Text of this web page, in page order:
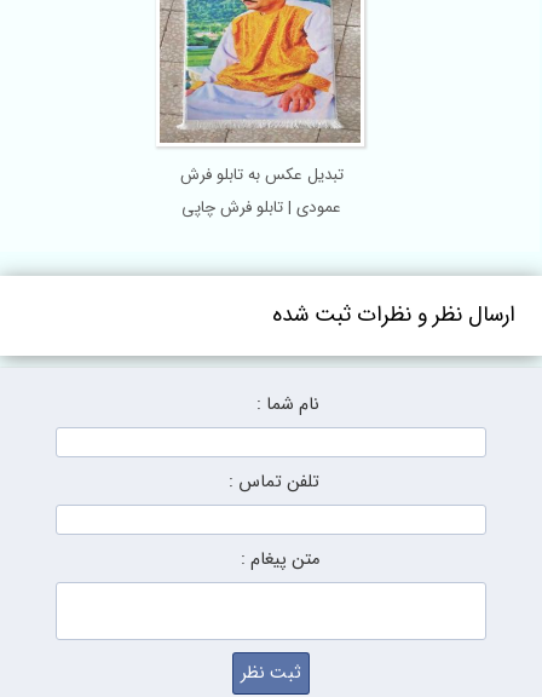
تبدیل عکس به تابلو فرش
عمودی | تابلو فرش چاپی
ارسال نظر و نظرات ثبت شده
نام شما :
تلفن تماس :
متن پیغام :